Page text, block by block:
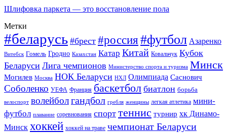
Шлифовка паркета — это восстановление пола
Метки
#беларусь #брест #россия#футбол Азаренко
Витебск Гомель Гродно Казахстан Катар Китай Ковальчук Кубок
Беларуси Лига чемпионов Министерство спорта и туризма Минск
Могилев Москва НОК Беларуси НХЛ Олимпиада Саснович
Соболенко УЕФА Франция баскетбол биатлон борьба
велоспорт волейболгандбол гребля женщины легкая атлетика мини-
футбол плавание соревнования спорт теннис турнир хк Динамо-
Минск хоккей хоккей на траве чемпионат Беларуси